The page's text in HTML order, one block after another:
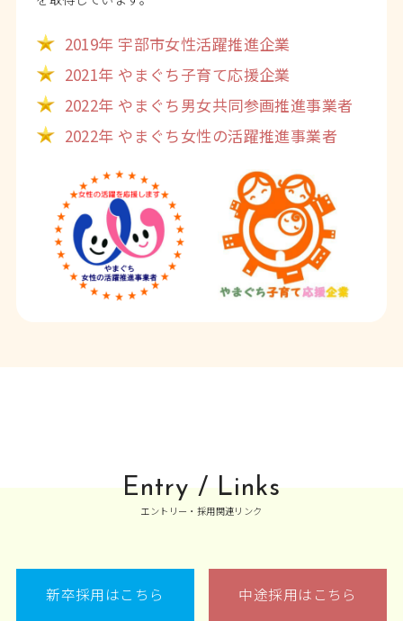
2019年 宇部市女性活躍推進企業
2021年 やまぐち子育て応援企業
2022年 やまぐち男女共同参画推進事業者
2022年 やまぐち女性の活躍推進事業者
Entry / Links
エントリー・採用関連リンク
新卒採用はこちら 中途採用はこちら